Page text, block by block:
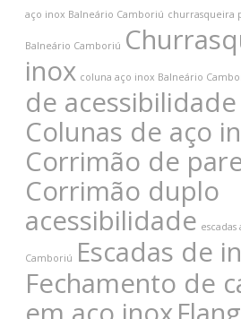
aço inox Balneário Camboriú churrasqueira
Balneário Camboriú
inox coluna aço inox Balneário
de
Colunas de aço
Corrimão de
Corrimão duplo
acessibilidade
Camboriú Escadas de
Fechamento de
Contatos
jdemattos672@gmail.com
(47) 99617-2922 /